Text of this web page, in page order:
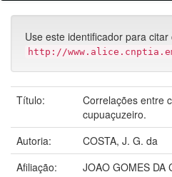
Use este identificador para
http://
Título:
Correlações entre
cupuaçuzeiro.
Autoria:
COSTA, J. G. da
Afiliação:
JOAO GOMES DA